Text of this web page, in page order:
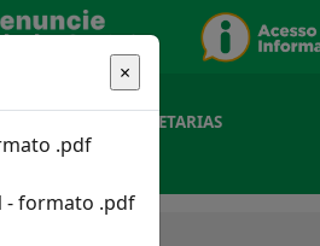
SECRETARIAS
.pdf
- formato .pdf